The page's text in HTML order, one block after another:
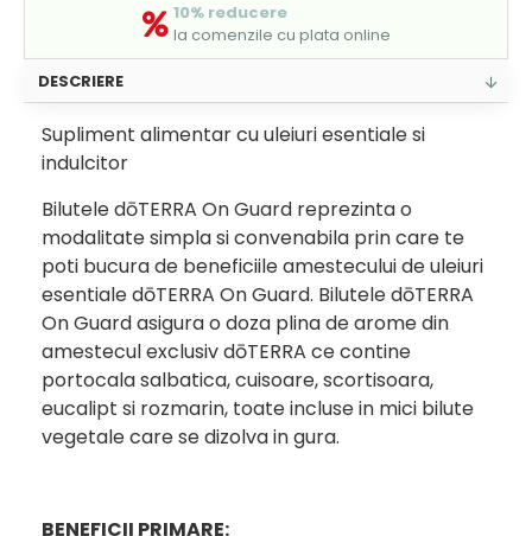
10% reducere
la comenzile cu plata online
DESCRIERE
Supliment alimentar cu uleiuri esentiale si
indulcitor
Bilutele dōTERRA On Guard reprezinta o
modalitate simpla si convenabila prin care te
poti bucura de beneficiile amestecului de uleiuri
esentiale dōTERRA On Guard. Bilutele dōTERRA
On Guard asigura o doza plina de arome din
amestecul exclusiv dōTERRA ce contine
portocala salbatica, cuisoare, scortisoara,
eucalipt si rozmarin, toate incluse in mici bilute
vegetale care se dizolva in gura.
BENEFICII PRIMARE: